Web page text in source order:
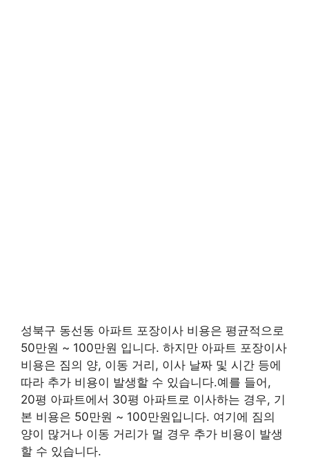
성북구 동선동 아파트 포장이사 비용은 평균적으로
50만원 ~ 100만원 입니다. 하지만 아파트 포장이사
비용은 짐의 양, 이동 거리, 이사 날짜 및 시간 등에
따라 추가 비용이 발생할 수 있습니다.예를 들어,
20평 아파트에서 30평 아파트로 이사하는 경우, 기
본 비용은 50만원 ~ 100만원입니다. 여기에 짐의
양이 많거나 이동 거리가 멀 경우 추가 비용이 발생
할 수 있습니다.